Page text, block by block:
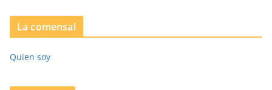
La comensal
Quien soy